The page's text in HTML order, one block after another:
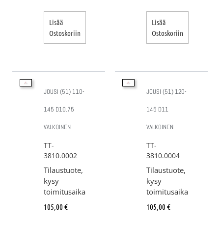
Lisää
Ostoskoriin
Lisää
Ostoskoriin
JOUSI (51) 110-
145 D10.75
VALKOINEN
TT-
3810.0002
Tilaustuote,
kysy
toimitusaika
105,00 €
JOUSI (51) 120-
145 D11
VALKOINEN
TT-
3810.0004
Tilaustuote,
kysy
toimitusaika
105,00 €